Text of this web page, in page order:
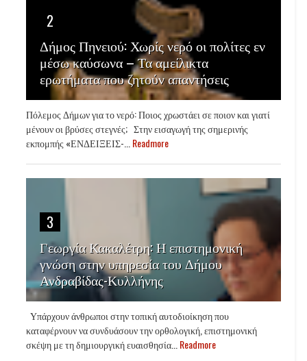
2
Δήμος Πηνειού: Χωρίς νερό οι πολίτες εν
μέσω καύσωνα – Τα αμείλικτα
ερωτήματα που ζητούν απαντήσεις
Πόλεμος Δήμων για το νερό: Ποιος χρωστάει σε ποιον και γιατί
μένουν οι βρύσες στεγνές; Στην εισαγωγή της σημερινής
εκπομπής «ΕΝΔΕΙΞΕΙΣ-... Readmore
3
Γεωργία Κακαλέτρη: Η επιστημονική
γνώση στην υπηρεσία του Δήμου
Ανδραβίδας-Κυλλήνης
Υπάρχουν άνθρωποι στην τοπική αυτοδιοίκηση που
καταφέρνουν να συνδυάσουν την ορθολογική, επιστημονική
σκέψη με τη δημιουργική ευαισθησία... Readmore